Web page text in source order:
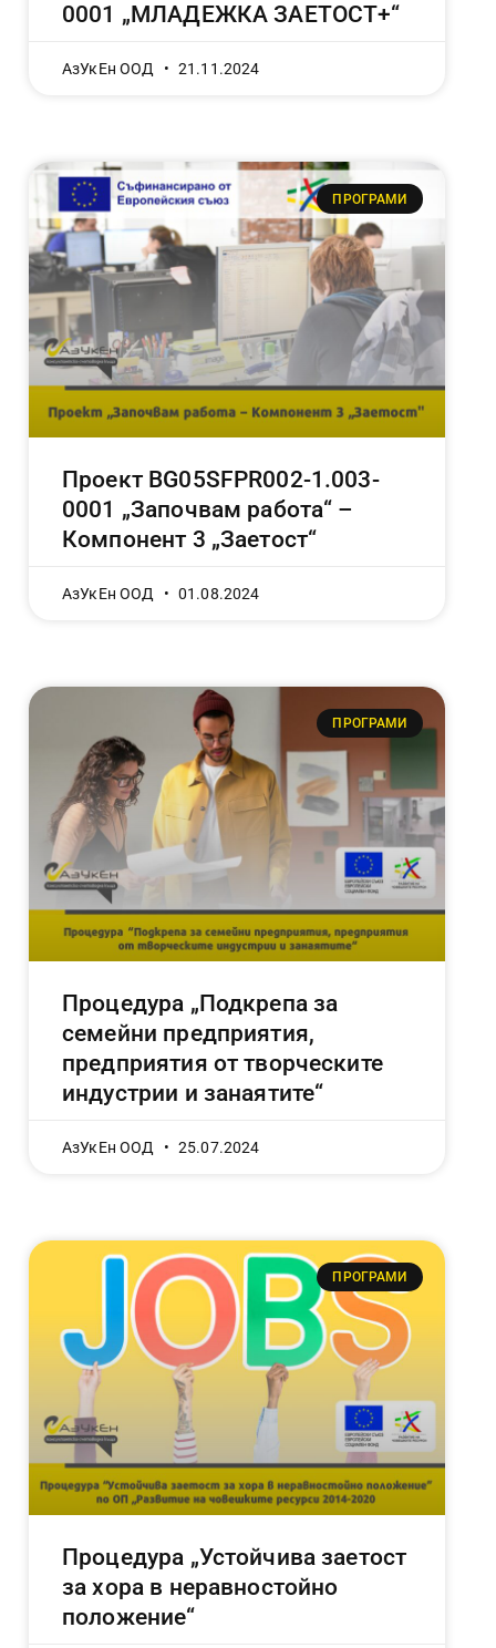
0001 „МЛАДЕЖКА ЗАЕТОСТ+“
АзУкЕн ООД 21.11.2024
ПРОГРАМИ
Проект BG05SFPR002-1.003-
0001 „Започвам работа“ –
Компонент 3 „Заетост“
АзУкЕн ООД 01.08.2024
ПРОГРАМИ
Процедура „Подкрепа за
семейни предприятия,
предприятия от творческите
индустрии и занаятите“
АзУкЕн ООД 25.07.2024
ПРОГРАМИ
Процедура „Устойчива заетост
за хора в неравностойно
положение“